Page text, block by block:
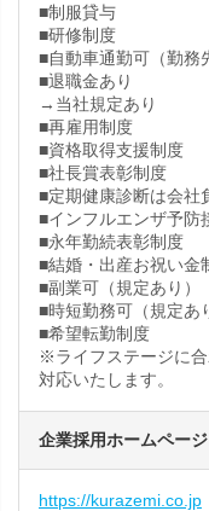
■制服貸与
■研修制度
■自動車通勤可（勤務
■退職金あり
→当社規定あり
■再雇用制度
■資格取得支援制度
■社長賞表彰制度
■定期健康診断は会社
■インフルエンザ予防
■永年勤続表彰制度
■結婚・出産お祝い金
■副業可（規定あり）
■時短勤務可（規定あ
■希望転勤制度
※ライフステージに
対応いたします。
企業採用ホームページ
https://kurazemi.co.jp